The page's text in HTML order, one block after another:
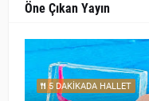
Öne Çıkan Yayın
5 DAKİKADA HALLET